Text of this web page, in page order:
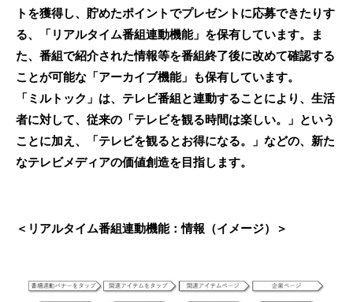
トを獲得し、貯めたポイントでプレゼントに応募できたりす
る、「リアルタイム番組連動機能」を保有しています。ま
た、番組で紹介された情報等を番組終了後に改めて確認する
ことが可能な「アーカイブ機能」も保有しています。
「ミルトック」は、テレビ番組と連動することにより、生活
者に対して、従来の「テレビを観る時間は楽しい。」という
ことに加え、「テレビを観るとお得になる。」などの、新た
なテレビメディアの価値創造を目指します。
＜リアルタイム番組連動機能：情報（イメージ）＞